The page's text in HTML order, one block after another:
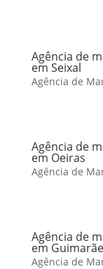
Agência de
em Seixal
Agência de
Agência de
em Oeiras
Agência de
Agência de
em
Agência de